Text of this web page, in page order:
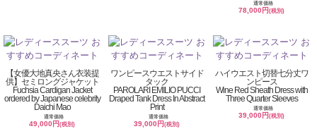
通常価格
78,000円(税別)
【女優大地真央さん衣装提
供】セミロングジャケット
Fuchsia Cardigan Jacket
ordered by Japanese celebrity
Daichi Mao
通常価格
49,000円(税別)
ワンピースウエストサイド
タック
PAROLARI EMILIO PUCCI
Draped Tank Dress In Abstract
Print
通常価格
39,000円(税別)
ハイウエスト切替七分丈ワ
ンピース
Wine Red Sheath Dress with
Three Quarter Sleeves
通常価格
39,000円(税別)